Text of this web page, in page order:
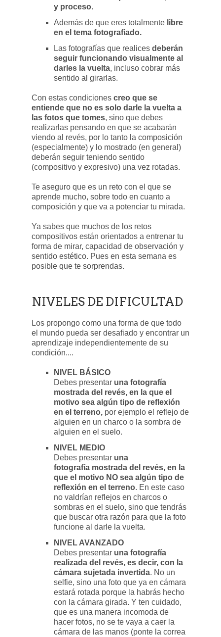
y proceso.
Además de que eres totalmente libre
en el tema fotografiado.
Las fotografías que realices deberán
seguir funcionando visualmente al
darles la vuelta, incluso cobrar más
sentido al girarlas.
Con estas condiciones creo que se
entiende que no es solo darle la vuelta a
las fotos que tomes, sino que debes
realizarlas pensando en que se acabarán
viendo al revés, por lo tanto la composición
(especialmente) y lo mostrado (en general)
deberán seguir teniendo sentido
(compositivo y expresivo) una vez rotadas.
Te aseguro que es un reto con el que se
aprende mucho, sobre todo en cuanto a
composición y que va a potenciar tu mirada.
Ya sabes que muchos de los retos
compositivos están orientados a entrenar tu
forma de mirar, capacidad de observación y
sentido estético. Pues en esta semana es
posible que te sorprendas.
NIVELES DE DIFICULTAD
Los propongo como una forma de que todo
el mundo pueda ser desafiado y encontrar un
aprendizaje independientemente de su
condición....
NIVEL BÁSICO
Debes presentar una fotografía
mostrada del revés, en la que el
motivo sea algún tipo de reflexión
en el terreno, por ejemplo el reflejo de
alguien en un charco o la sombra de
alguien en el suelo.
NIVEL MEDIO
Debes presentar una
fotografía mostrada del revés, en la
que el motivo NO sea algún tipo de
reflexión en el terreno. En este caso
no valdrían reflejos en charcos o
sombras en el suelo, sino que tendrás
que buscar otra razón para que la foto
funcione al darle la vuelta.
NIVEL AVANZADO
Debes presentar una fotografía
realizada del revés, es decir, con la
cámara sujetada invertida. No un
selfie, sino una foto que ya en cámara
estará rotada porque la habrás hecho
con la cámara girada. Y ten cuidado,
que es una manera incomoda de
hacer fotos, no se te vaya a caer la
cámara de las manos (ponte la correa